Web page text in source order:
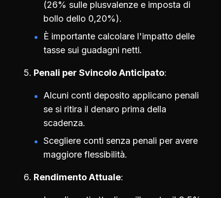
(26% sulle plusvalenze e imposta di
bollo dello 0,20%).
È importante calcolare l'impatto delle
tasse sui guadagni netti.
Penali per Svincolo Anticipato
Alcuni conti deposito applicano penali
se si ritira il denaro prima della
scadenza.
Scegliere conti senza penali per avere
maggiore flessibilità.
Rendimento Attuale